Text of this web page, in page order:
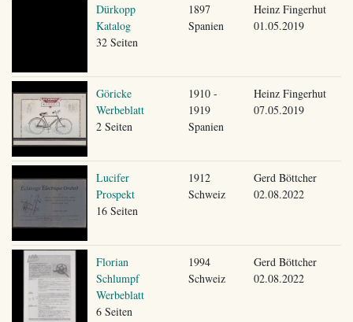
Dürkopp
Katalog
32 Seiten
1897
Spanien
Heinz Fingerhut
01.05.2019
Göricke
Werbeblatt
2 Seiten
1910 -
1919
Spanien
Heinz Fingerhut
07.05.2019
Lucifer
Prospekt
16 Seiten
1912
Schweiz
Gerd Böttcher
02.08.2022
Florian
Schlumpf
Werbeblatt
6 Seiten
1994
Schweiz
Gerd Böttcher
02.08.2022